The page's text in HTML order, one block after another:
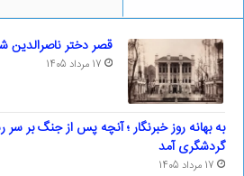
قصر دختر
17 مرداد 1405
به بهانه روز خبرنگار ؛ آنچه پس از جنگ بر سر
گردشگری آمد
17 مرداد 1405